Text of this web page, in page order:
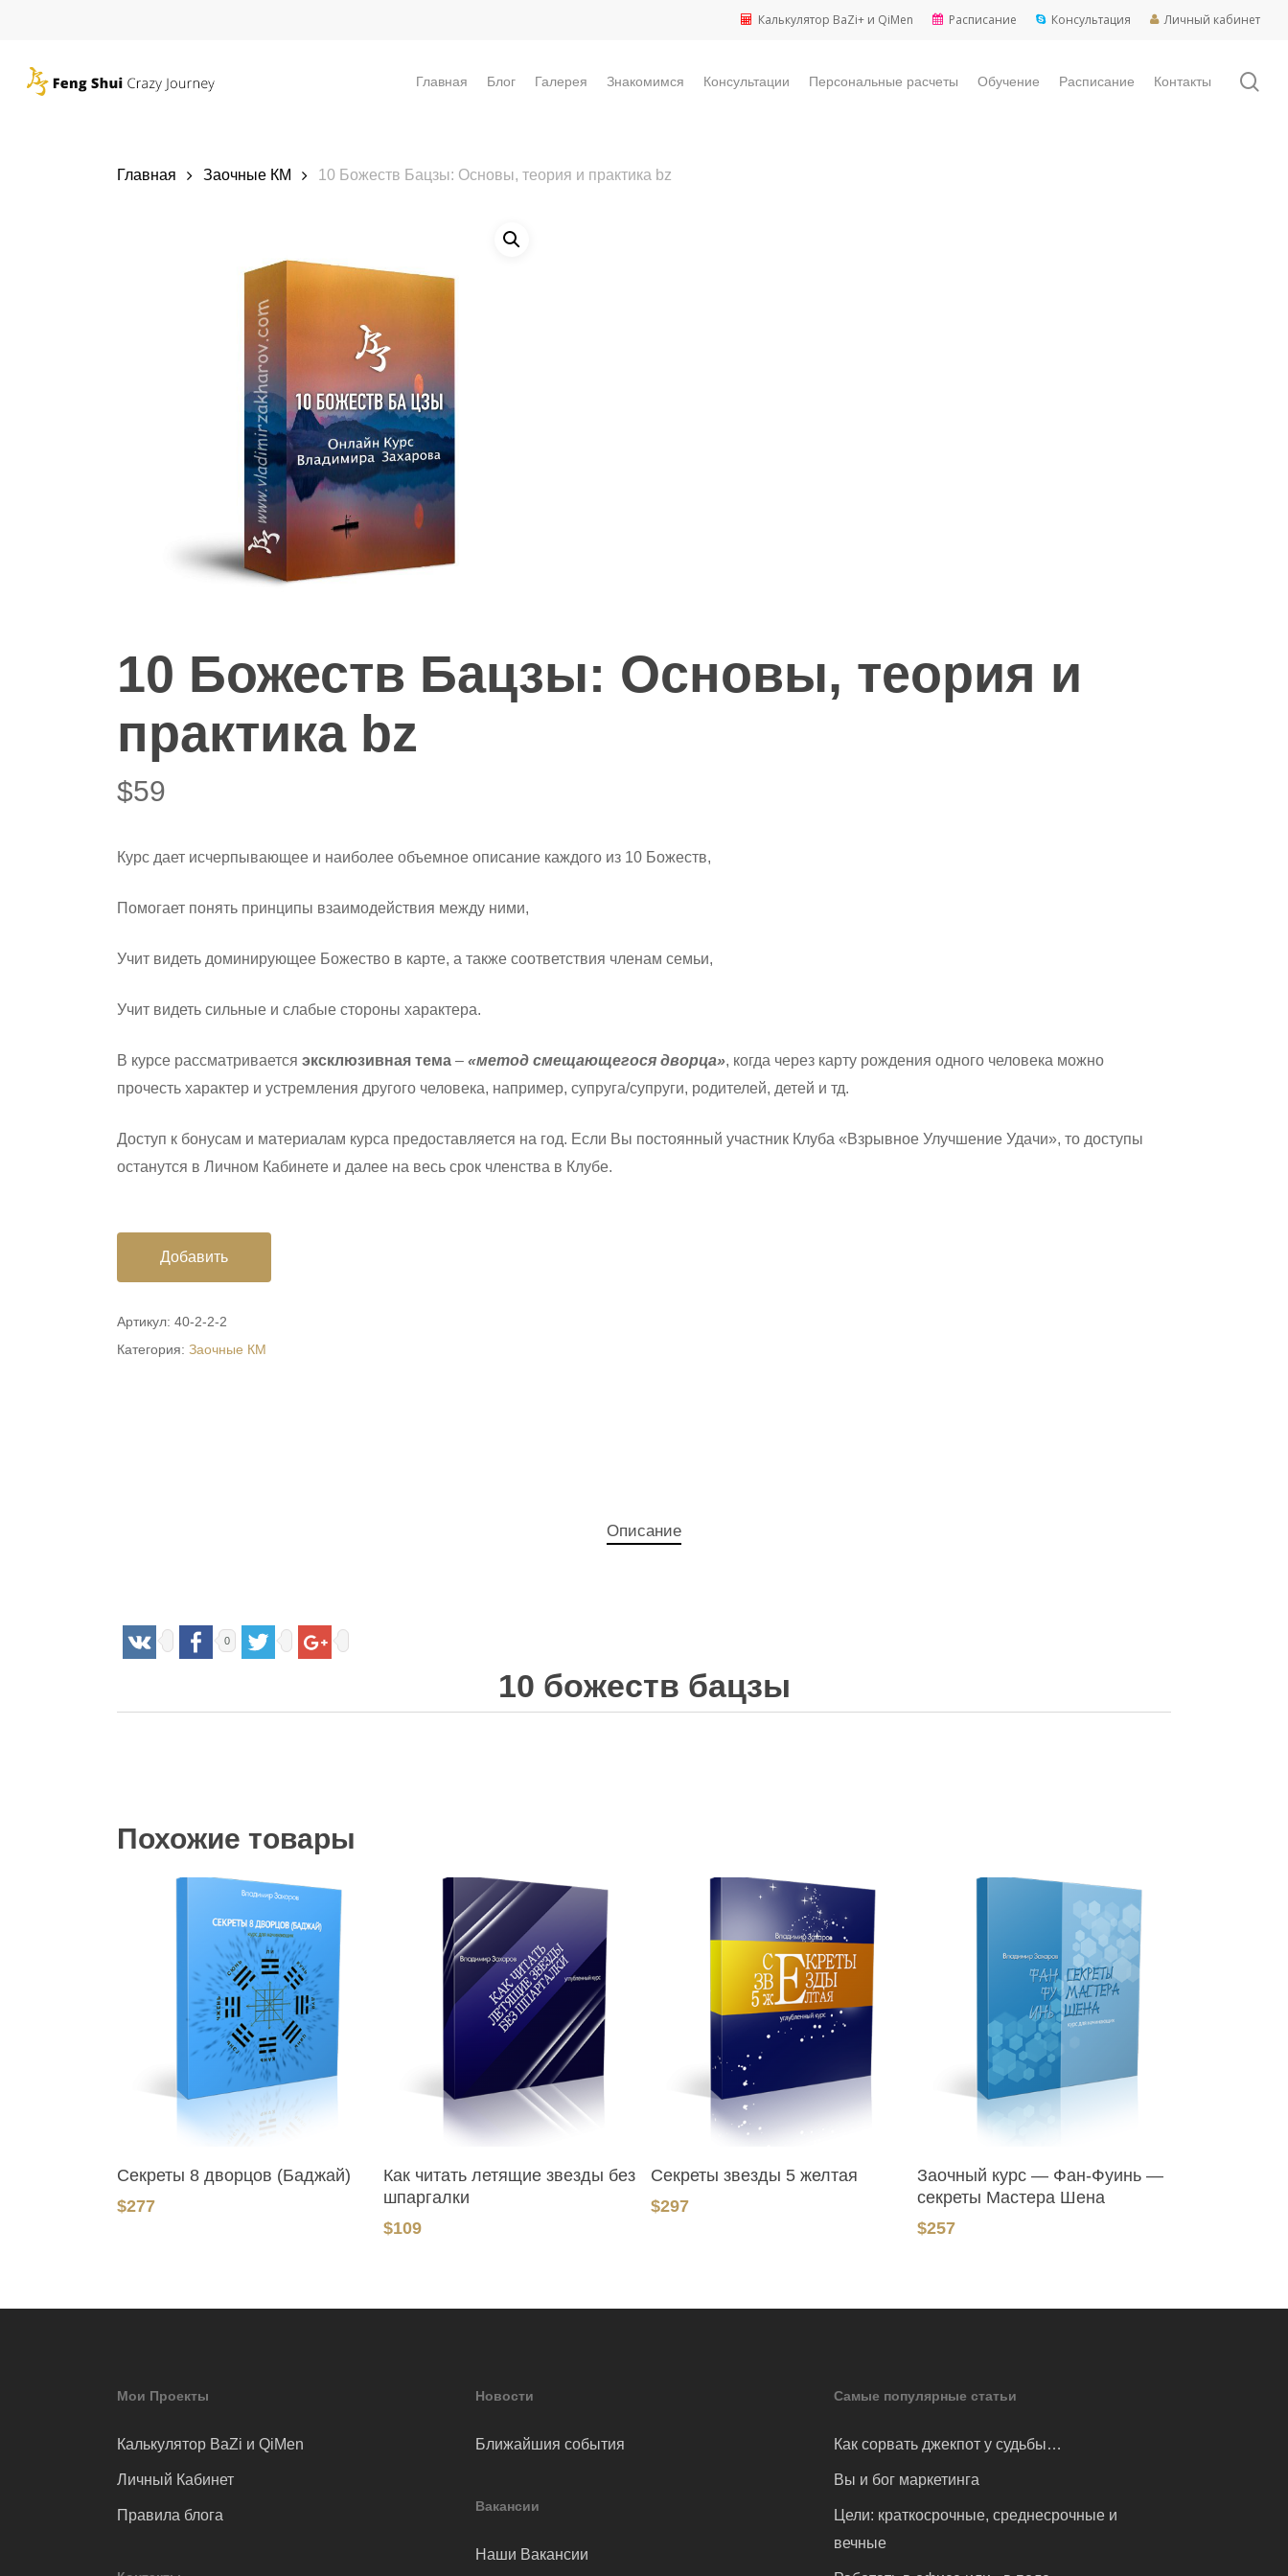
main
content
Калькулятор BaZi+ и QiMen Расписание Консультация Личный кабинет
Главная Блог Галерея Знакомимся Консультации Персональные расчеты Обучение Расписание Контакты
Главная Заочные КМ 10 Божеств Бацзы: Основы, теория и практика bz
10 Божеств Бацзы: Основы, теория и
практика bz
$59
Курс дает исчерпывающее и наиболее объемное описание каждого из 10 Божеств,
Помогает понять принципы взаимодействия между ними,
Учит видеть доминирующее Божество в карте, а также соответствия членам семьи,
Учит видеть сильные и слабые стороны характера.
В курсе рассматривается эксклюзивная тема – «метод смещающегося дворца», когда через карту рождения одного человека можно
прочесть характер и устремления другого человека, например, супруга/супруги, родителей, детей и тд.
Доступ к бонусам и материалам курса предоставляется на год. Если Вы постоянный участник Клуба «Взрывное Улучшение Удачи», то доступы
останутся в Личном Кабинете и далее на весь срок членства в Клубе.
Добавить
Артикул: 40-2-2-2
Категория: Заочные КМ
Описание
0
10 божеств бацзы
Похожие товары
В Корзину
Секреты 8 дворцов (Баджай)
$277
Как читать летящие звезды без
шпаргалки
$109
В Корзину
Секреты звезды 5 желтая
$297
В Корзину
Заочный курс — Фан-Фуинь —
секреты Мастера Шена
$257
Мои Проекты
Калькулятор BaZi и QiMen
Личный Кабинет
Правила блога
Новости
Ближайшия события
Вакансии
Наши Вакансии
Самые популярные статьи
Как сорвать джекпот у судьбы…
Вы и бог маркетинга
Цели: краткосрочные, среднесрочные и
вечные